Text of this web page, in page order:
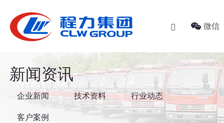
微信

关于我们
企业简介
购车流程
企业文化
服务承诺
新闻资讯
企业新闻
技术资料
行业动态
客户案例
产品中心
洒水车
洗扫/扫路车系列
勾臂垃圾车
挂桶垃圾车
新闻资讯
企业新闻 技术资料
行业动态
客户案例